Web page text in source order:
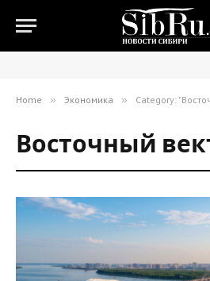
Home » Экономика » Category:
Восточный